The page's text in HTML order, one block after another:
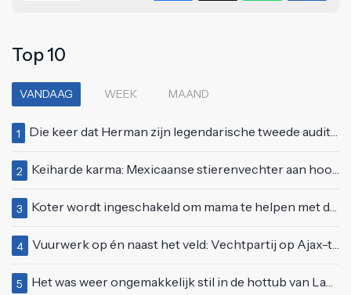
Top 10
VANDAAG WEEK MAAND
1 Die keer dat Herman zijn legendarische tweede auditie bij Idols deed
2 Keiharde karma: Mexicaanse stierenvechter aan hoorn gespietst voor ogen van duizenden toeschouwers
3 Koter wordt ingeschakeld om mama te helpen met de perfecte vakantiefoto te maken
4 Vuurwerk op én naast het veld: Vechtpartij op Ajax-tribune tussen supporters en stewards
5 Het was weer ongemakkelijk stil in de hottub van Lang Leve de Liefde